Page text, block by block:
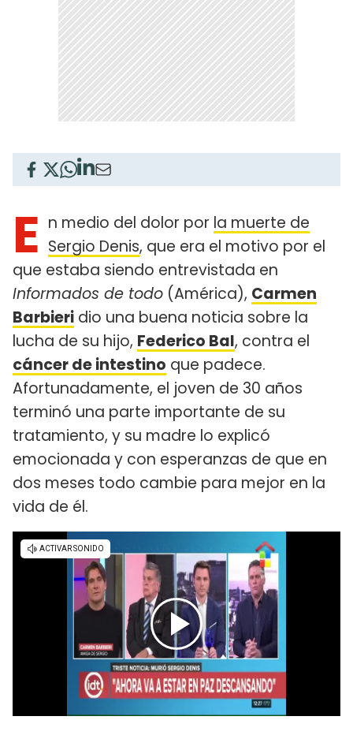
E n medio del dolor por la muerte de
Sergio Denis, que era el motivo por el
que estaba siendo entrevistada en
Informados de todo (América), Carmen
Barbieri dio una buena noticia sobre la
lucha de su hijo, Federico Bal, contra el
cáncer de intestino que padece.
Afortunadamente, el joven de 30 años
terminó una parte importante de su
tratamiento, y su madre lo explicó
emocionada y con esperanzas de que en
dos meses todo cambie para mejor en la
vida de él.